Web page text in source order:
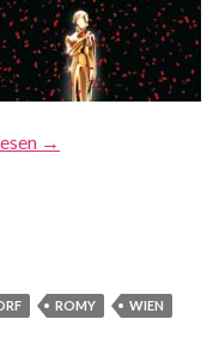
→
ROMY WIEN